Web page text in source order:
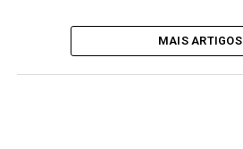
MAIS ARTIGOS